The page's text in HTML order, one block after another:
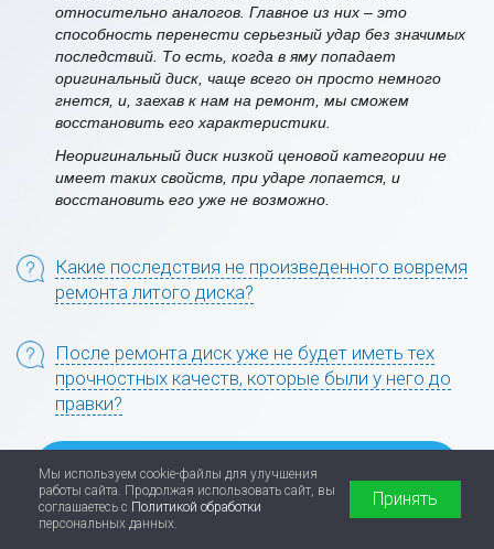
относительно аналогов. Главное из них – это
способность перенести серьезный удар без значимых
последствий. То есть, когда в яму попадает
оригинальный диск, чаще всего он просто немного
гнется, и, заехав к нам на ремонт, мы сможем
восстановить его характеристики.
Неоригинальный диск низкой ценовой категории не
имеет таких свойств, при ударе лопается, и
восстановить его уже не возможно.
Какие последствия не произведенного вовремя
ремонта литого диска?
После ремонта диск уже не будет иметь тех
прочностных качеств, которые были у него до
правки?
Написать в Telegram
Мы используем cookie-файлы для улучшения
работы сайта. Продолжая использовать сайт, вы
соглашаетесь с Политикой обработки
персональных данных.
Принять